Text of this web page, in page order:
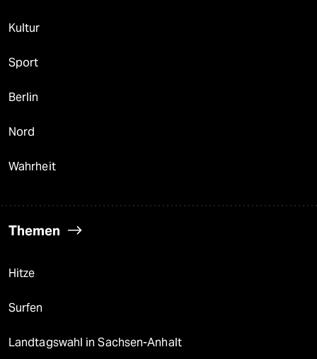
Kultur
Sport
Berlin
Nord
Wahrheit
Themen
Hitze
Surfen
Landtagswahl in Sachsen-Anhalt